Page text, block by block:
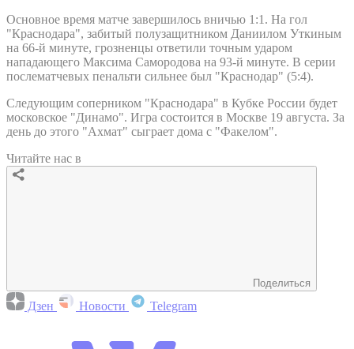
Основное время матче завершилось вничью 1:1. На гол
"Краснодара", забитый полузащитником Даниилом Уткиным
на 66-й минуте, грозненцы ответили точным ударом
нападающего Максима Самородова на 93-й минуте. В серии
послематчевых пенальти сильнее был "Краснодар" (5:4).
Следующим соперником "Краснодара" в Кубке России будет
московское "Динамо". Игра состоится в Москве 19 августа. За
день до этого "Ахмат" сыграет дома с "Факелом".
Читайте нас в
Поделиться
Дзен Новости Telegram